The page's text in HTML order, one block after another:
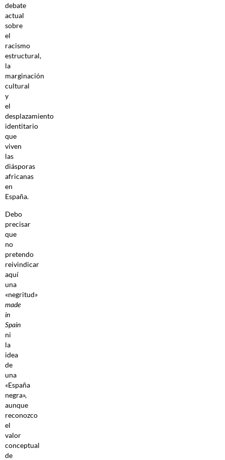
debate
actual
sobre
el
racismo
estructural,
la
marginación
cultural
y
el
desplazamiento
identitario
que
viven
las
diásporas
africanas
en
España.
Debo
precisar
que
no
pretendo
reivindicar
aquí
una
«negritud»
made
in
Spain
ni
la
idea
de
una
«España
negra»,
aunque
reconozco
el
valor
conceptual
de